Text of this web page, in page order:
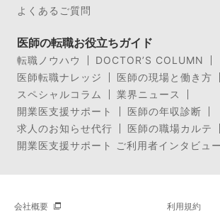
よくあるご質問
医師の転職お役立ちガイド
転職ノウハウ
DOCTOR’S COLUMN
医師転職ナレッジ
医師の現場と働き方
スペシャルコラム
業界ニュース
開業医支援サポート
医師の年収診断
求人のお知らせ代行
医師の職場カルテ
開業医支援サポート ご利用者インタビュー
会社概要 利用規約